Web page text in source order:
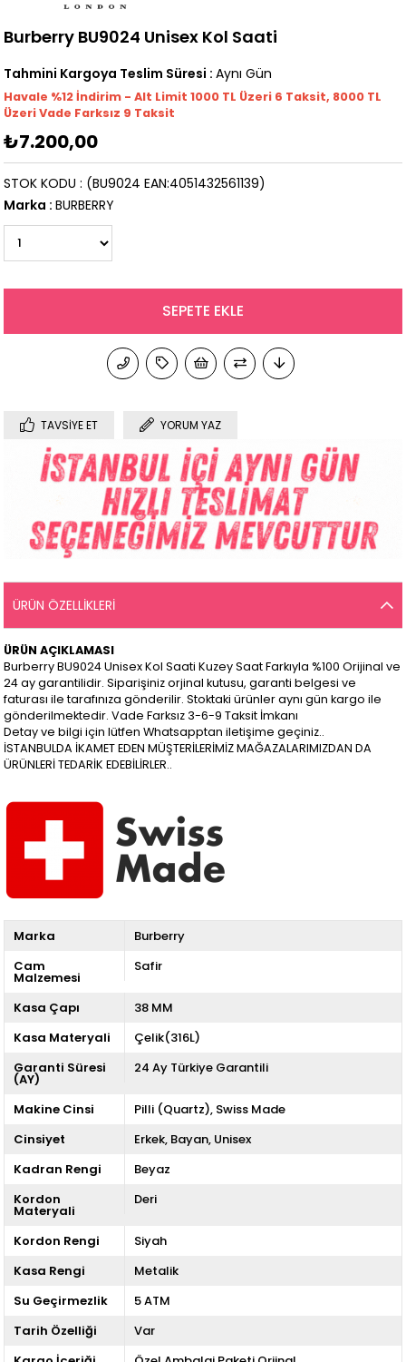
Burberry BU9024 Unisex Kol Saati
Tahmini Kargoya Teslim Süresi : Aynı Gün
Havale %12 İndirim - Alt Limit 1000 TL Üzeri 6 Taksit, 8000 TL
Üzeri Vade Farksız 9 Taksit
₺7.200,00
(BU9024 EAN:4051432561139)
STOK KODU
Marka : BURBERRY
TAVSIYE ET YORUM YAZ
ÜRÜN ÖZELLIKLERI
ÜRÜN AÇIKLAMASI
Burberry BU9024 Unisex Kol Saati Kuzey Saat Farkıyla %100 Orijinal ve
24 ay garantilidir. Siparişiniz orjinal kutusu, garanti belgesi ve
faturası ile tarafınıza gönderilir. Stoktaki ürünler aynı gün kargo ile
gönderilmektedir. Vade Farksız 3-6-9 Taksit İmkanı
Detay ve bilgi için lütfen Whatsapptan iletişime geçiniz..
İSTANBULDA İKAMET EDEN MÜŞTERİLERİMİZ MAĞAZALARIMIZDAN DA
ÜRÜNLERİ TEDARİK EDEBİLİRLER..
Marka
Burberry
Cam
Malzemesi
Safir
Kasa Çapı
38 MM
Kasa Materyali
Çelik(316L)
Garanti Süresi
(AY)
24 Ay Türkiye Garantili
Makine Cinsi Pilli (Quartz) Swiss Made
Cinsiyet
Erkek Bayan Unisex
Kadran Rengi
Beyaz
Kordon
Materyali
Deri
Kordon Rengi
Siyah
Kasa Rengi
Metalik
Su Geçirmezlik
5 ATM
Tarih Özelliği
Var